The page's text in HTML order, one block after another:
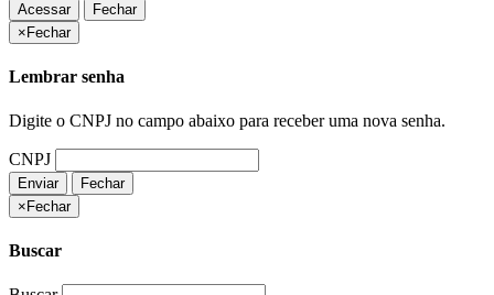
Acessar
Fechar
× Fechar
Lembrar senha
Digite o CNPJ no campo abaixo para receber uma nova senha.
CNPJ
Enviar
Fechar
×Fechar
Buscar